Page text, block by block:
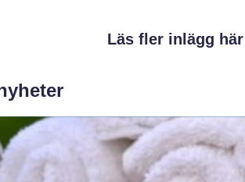
Läs fler inlägg här